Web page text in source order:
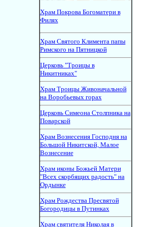
Храм Покрова Богоматери в
Филях
Храм Святого Климента папы
Римского на Пятницкой
Церковь "Троицы в
Никитниках"
Храм Троицы Живоначальной
на Воробьевых горах
Церковь Симеона Столпника на
Поварской
Храм Вознесения Господня на
Большой Никитской, Малое
Вознесение
Храм иконы Божьей Матери
"Всех скорбящих радость" на
Ордынке
Храм Рождества Пресвятой
Богородицы в Путинках
Храм святителя Николая в